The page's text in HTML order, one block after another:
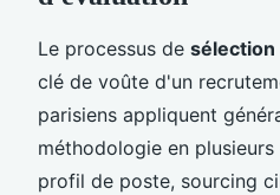
Le processus de
clé de voûte d'un
parisiens appliquent
méthodologie en
profil de poste, sourcing